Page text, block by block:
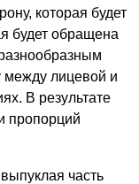
которая будет
будет обращена
лицевой и
В результате
пропорций
часть